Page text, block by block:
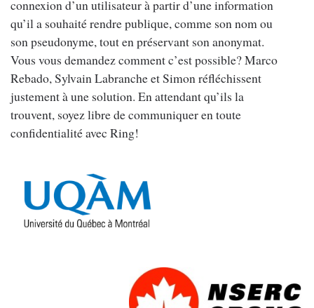
connexion d’un utilisateur à partir d’une information
qu’il a souhaité rendre publique, comme son nom ou
son pseudonyme, tout en préservant son anonymat.
Vous vous demandez comment c’est possible? Marco
Rebado, Sylvain Labranche et Simon réfléchissent
justement à une solution. En attendant qu’ils la
trouvent, soyez libre de communiquer en toute
confidentialité avec Ring!